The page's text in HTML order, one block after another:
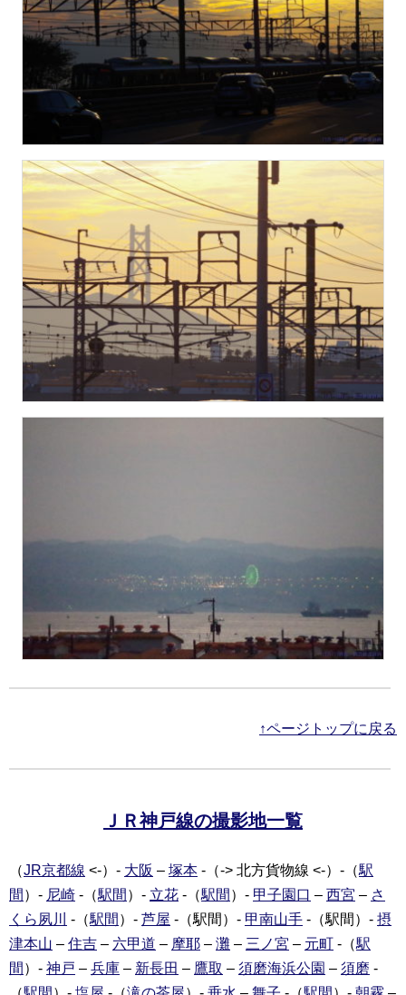
↑ページトップに戻る
ＪＲ神戸線の撮影地一覧
（JR京都線 <-）- 大阪 – 塚本 -（-> 北方貨物線 <-）-（駅
間 ）- 尼崎 -（駅間 ）- 立花 -（駅間 ）- 甲子園口 – 西宮 – さ
くら夙川
-（駅間 ）- 芦屋 -（駅間）- 甲南山手 -（駅間）- 摂
津本山 – 住吉 – 六甲道 – 摩耶 – 灘 – 三ノ宮 – 元町 -（駅
間 ）- 神戸 – 兵庫 – 新長田 – 鷹取 – 須磨海浜公園 – 須磨 -